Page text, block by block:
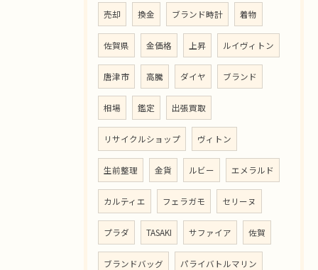
売却 換金 ブランド時計 着物
佐賀県 金価格 上昇 ルイヴィトン
唐津市 高騰 ダイヤ ブランド
相場 鑑定 出張買取
リサイクルショップ ヴィトン
生前整理 金貨 ルビー エメラルド
カルティエ フェラガモ セリーヌ
プラダ TASAKI サファイア 佐賀
ブランドバッグ パライバトルマリン